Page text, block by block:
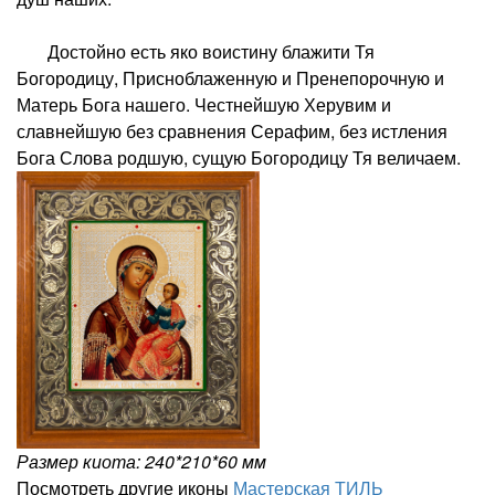
Достойно есть яко воистину блажити Тя
Богородицу, Присноблаженную и Пренепорочную и
Матерь Бога нашего. Честнейшую Херувим и
славнейшую без сравнения Серафим, без истления
Бога Слова родшую, сущую Богородицу Тя величаем.
Размер киота: 240*210*60 мм
Посмотреть другие иконы Мастерская ТИЛЬ